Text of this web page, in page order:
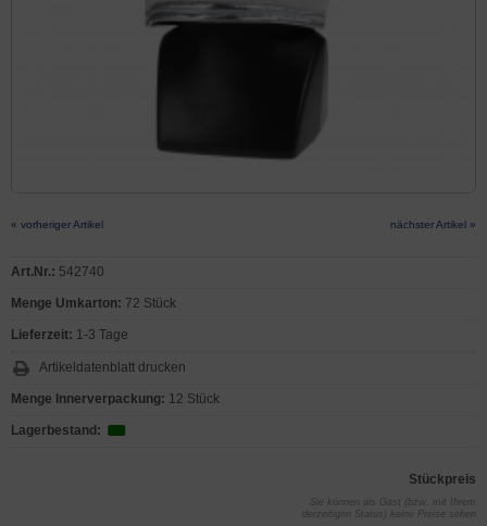
« vorheriger Artikel nächster Artikel »
Art.Nr.: 542740
Menge Umkarton: 72 Stück
Lieferzeit: 1-3 Tage
Artikeldatenblatt drucken
Menge Innerverpackung: 12 Stück
Lagerbestand:
Stückpreis
Sie können als Gast (bzw. mit Ihrem
derzeitigen Status) keine Preise sehen